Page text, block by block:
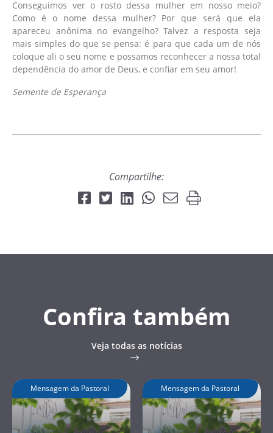
Conseguimos ver o rosto dessa mulher em nosso meio?
Como é o nome dessa mulher? Por que será que ela
apareceu anônima no evangelho? Talvez a resposta seja
mais simples do que se pensa: é para que cada um de nós
coloque ali o seu nome e possamos reconhecer a nossa total
dependência do amor de Deus, e confiar em seu amor!
Semente de Esperança
Compartilhe:
Confira também
Veja todas as notícias
Mensagem da Pastoral Mensagem da Pastoral